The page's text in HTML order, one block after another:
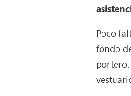
Poco
fondo